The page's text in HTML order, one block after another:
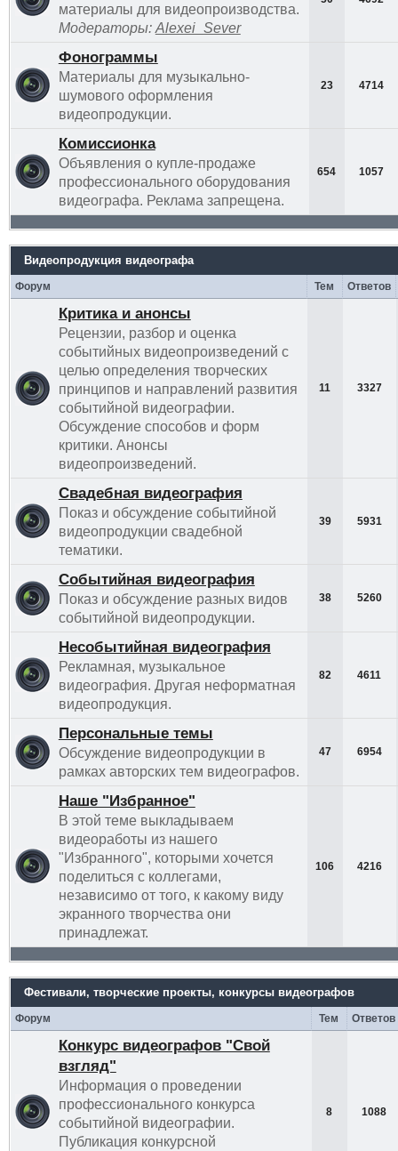
материалы для видеопроизводства.
Модераторы: Alexei_Sever
Фонограммы
Материалы для музыкально-
шумового оформления
видеопродукции.
23 4714
Комиссионка
Объявления о купле-продаже
профессионального оборудования
видеографа. Реклама запрещена.
654 1057
Видеопродукция видеографа
Форум Тем Ответов
Критика и анонсы
Рецензии, разбор и оценка
событийных видеопроизведений с
целью определения творческих
принципов и направлений развития
событийной видеографии.
Обсуждение способов и форм
критики. Анонсы
видеопроизведений.
11 3327
Свадебная видеография
Показ и обсуждение событийной
видеопродукции свадебной
тематики.
39 5931
Событийная видеография
Показ и обсуждение разных видов
событийной видеопродукции.
38 5260
Несобытийная видеография
Рекламная, музыкальное
видеография. Другая неформатная
видеопродукция.
82 4611
Персональные темы
Обсуждение видеопродукции в
рамках авторских тем видеографов.
47 6954
Наше "Избранное"
В этой теме выкладываем
видеоработы из нашего
"Избранного", которыми хочется
поделиться с коллегами,
независимо от того, к какому виду
экранного творчества они
принадлежат.
106 4216
Фестивали, творческие проекты, конкурсы видеографов
Форум Тем Ответов
Конкурс видеографов "Свой
взгляд"
Информация о проведении
профессионального конкурса
событийной видеографии.
Публикация конкурсной
8 1088